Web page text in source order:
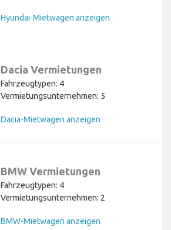
Hyundai-Mietwagen anzeigen
Dacia Vermietungen
Fahrzeugtypen: 4
Vermietungsunternehmen: 5
Dacia-Mietwagen anzeigen
BMW Vermietungen
Fahrzeugtypen: 4
Vermietungsunternehmen: 2
BMW-Mietwagen anzeigen